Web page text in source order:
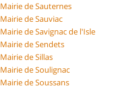
Mairie de Sauternes
Mairie de Sauviac
Mairie de Savignac de l'Isle
Mairie de Sendets
Mairie de Sillas
Mairie de Soulignac
Mairie de Soussans